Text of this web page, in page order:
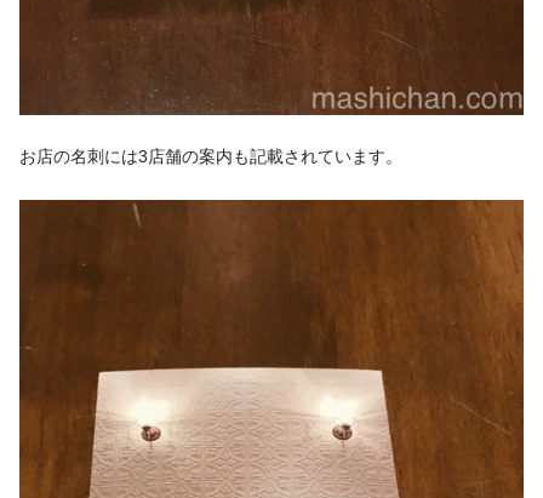
お店の名刺には3店舗の案内も記載されています。